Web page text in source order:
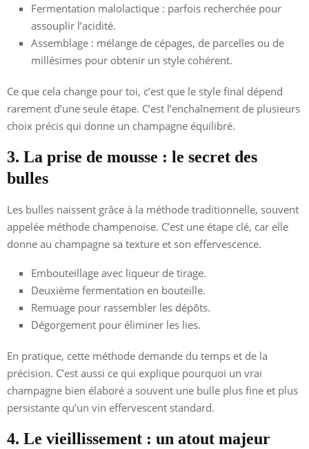
Fermentation malolactique : parfois recherchée pour
assouplir l’acidité.
Assemblage : mélange de cépages, de parcelles ou de
millésimes pour obtenir un style cohérent.
Ce que cela change pour toi, c’est que le style final dépend
rarement d’une seule étape. C’est l’enchaînement de plusieurs
choix précis qui donne un champagne équilibré.
3. La prise de mousse : le secret des
bulles
Les bulles naissent grâce à la méthode traditionnelle, souvent
appelée méthode champenoise. C’est une étape clé, car elle
donne au champagne sa texture et son effervescence.
Embouteillage avec liqueur de tirage.
Deuxième fermentation en bouteille.
Remuage pour rassembler les dépôts.
Dégorgement pour éliminer les lies.
En pratique, cette méthode demande du temps et de la
précision. C’est aussi ce qui explique pourquoi un vrai
champagne bien élaboré a souvent une bulle plus fine et plus
persistante qu’un vin effervescent standard.
4. Le vieillissement : un atout majeur